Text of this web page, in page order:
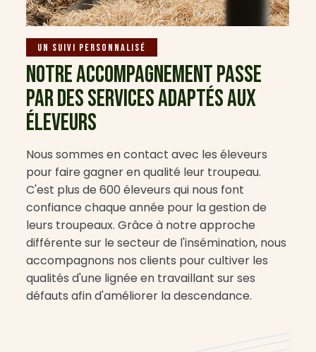
Un suivi personnalisé
NOTRE ACCOMPAGNEMENT PASSE
PAR DES SERVICES ADAPTÉS AUX
ÉLEVEURS
Nous sommes en contact avec les éleveurs
pour faire gagner en qualité leur troupeau.
C'est plus de 600 éleveurs qui nous font
confiance chaque année pour la gestion de
leurs troupeaux. Grâce à notre approche
différente sur le secteur de l'insémination, nous
accompagnons nos clients pour cultiver les
qualités d'une lignée en travaillant sur ses
défauts afin d'améliorer la descendance.